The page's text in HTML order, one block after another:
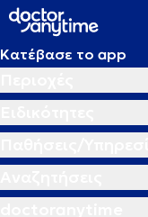
Κατέβασε το app